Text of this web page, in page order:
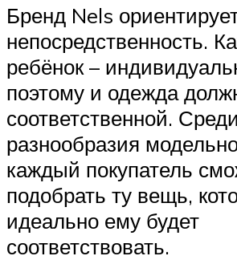
Бренд Nels
непосредственность.
ребёнок –
поэтому и одежда
соответственной. Среди
разнообразия
каждый покупатель
подобрать ту вещь,
идеально ему будет
соответствовать.